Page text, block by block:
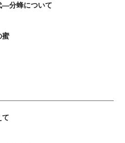
―分蜂について
蜜
て